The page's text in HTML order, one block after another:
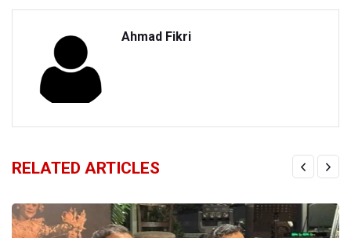
Ahmad Fikri
RELATED ARTICLES